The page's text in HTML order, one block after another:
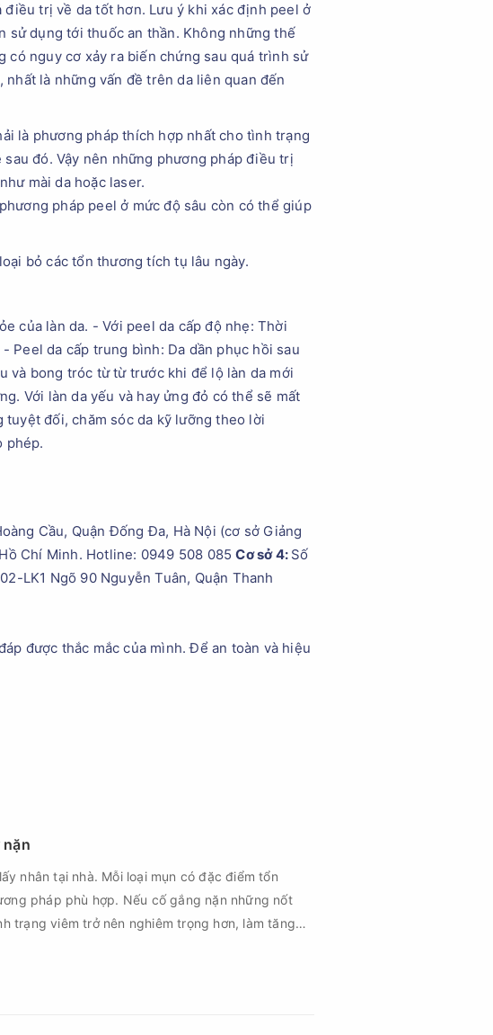
trị về da tốt hơn. Lưu ý khi xác định peel ở
sử dụng tới thuốc an thần. Không những thế
có nguy cơ xảy ra biến chứng sau quá trình sử
là những vấn đề trên da liên quan đến
là phương pháp thích hợp nhất cho tình trạng
đó. Vậy nên những phương pháp điều trị
mài da hoặc laser.
pháp peel ở mức độ sâu còn có thể giúp
bỏ các tổn thương tích tụ lâu ngày.
của làn da. - Với peel da cấp độ nhẹ: Thời
Peel da cấp trung bình: Da dần phục hồi sau
và bong tróc từ từ trước khi để lộ làn da mới
Với làn da yếu và hay ửng đỏ có thể sẽ mất
tuyệt đối, chăm sóc da kỹ lưỡng theo lời
phép.
Cầu, Quận Đống Đa, Hà Nội (cơ sở Giảng
Chí Minh. Hotline: 0949 508 085Cơ sở 4: Số
LK1 Ngõ 90 Nguyễn Tuân, Quận Thanh
được thắc mắc của mình. Để an toàn và hiệu
nhân tại nhà. Mỗi loại mụn có đặc điểm tổn
pháp phù hợp. Nếu cố gắng nặn những nốt
trạng viêm trở nên nghiêm trọng hơn, làm tăng
hồi.